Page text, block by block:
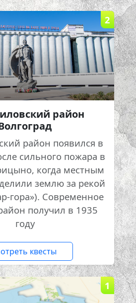
2
район
район появился в
сильного пожара в
когда местным
землю за рекой
гора»). Современное
получил в 1935
году
квесты
1